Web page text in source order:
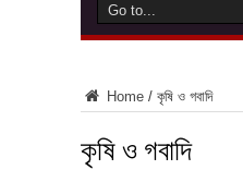
Home / কৃষি ও গবাদি
কৃষি ও গবাদি